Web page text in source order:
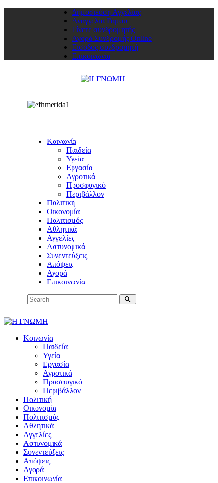
Δημοσιεύση Αγγελίας
Αναγγελία Γάμου
Γίνετε συνδρομητής
Αγορά Συνδρομής Online
Είσοδος συνδρομητή
Επικοινωνία
Κοινωνία
Παιδεία
Υγεία
Εργασία
Αγροτικά
Προσφυγικό
Περιβάλλον
Πολιτική
Οικονομία
Πολιτισμός
Αθλητικά
Αγγελίες
Αστυνομικά
Συνεντεύξεις
Απόψεις
Αγορά
Επικοινωνία
Κοινωνία
Παιδεία
Υγεία
Εργασία
Αγροτικά
Προσφυγικό
Περιβάλλον
Πολιτική
Οικονομία
Πολιτισμός
Αθλητικά
Αγγελίες
Αστυνομικά
Συνεντεύξεις
Απόψεις
Αγορά
Επικοινωνία